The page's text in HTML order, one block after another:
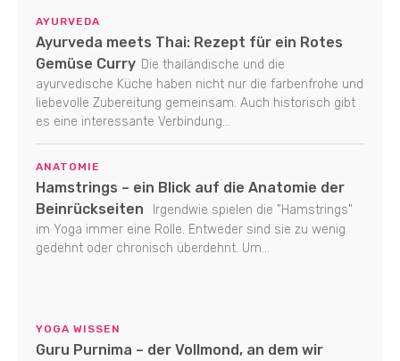
AYURVEDA
Ayurveda meets Thai: Rezept für ein Rotes
Gemüse Curry Die thailändische und die
ayurvedische Küche haben nicht nur die farbenfrohe und
liebevolle Zubereitung gemeinsam. Auch historisch gibt
es eine interessante Verbindung...
ANATOMIE
Hamstrings – ein Blick auf die Anatomie der
Beinrückseiten
Irgendwie spielen die "Hamstrings"
im Yoga immer eine Rolle. Entweder sind sie zu wenig
gedehnt oder chronisch überdehnt. Um...
YOGA WISSEN
Guru Purnima – der Vollmond, an dem wir